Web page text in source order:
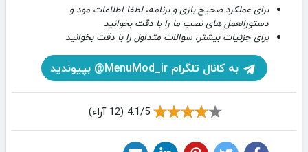
برای عملکرد صحیح بازی و برنامه، لطفا اطلاعات مود و
دستورالعمل های نصب ما را با دقت بخوانید
برای جزئیات بیشتر، سوالات متداول را با دقت بخوانید
به کانال تلگرام MenuMod_ir@ بپیوندید
4.1/5 (12 آراء)